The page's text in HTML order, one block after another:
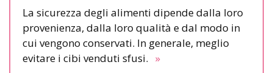
La sicurezza degli alimenti dipende dalla loro
provenienza, dalla loro qualità e dal modo in
cui vengono conservati. In generale, meglio
evitare i cibi venduti sfusi. »